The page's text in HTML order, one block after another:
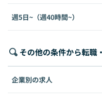
週5日~（週40時間~）
その他の条件から転職
企業別の求人